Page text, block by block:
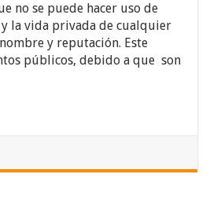
no se puede hacer uso de
la vida privada de cualquier
y reputación. Este
públicos, debido a que son